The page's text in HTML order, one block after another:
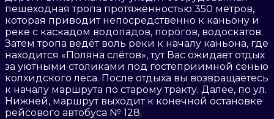
пешеходная тропа протяжённостью 350 метров,
которая приводит непосредственно к каньону и
реке с каскадом водопадов, порогов, водоскатов.
Затем тропа ведёт воль реки к началу каньона, где
находится «Поляна слётов», тут Вас ожидает отдых
за уютными столиками под гостеприимной сенью
колхидского леса. После отдыха вы возвращаетесь
к началу маршрута по старому тракту. Далее, по ул.
Нижней, маршрут выходит к конечной остановке
рейсового автобуса № 128.